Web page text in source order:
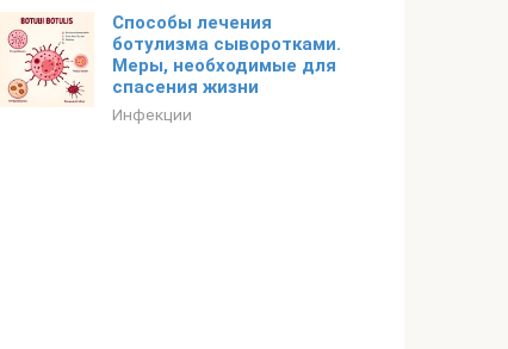
Способы лечения
ботулизма сыворотками.
Меры, необходимые для
спасения жизни
Инфекции